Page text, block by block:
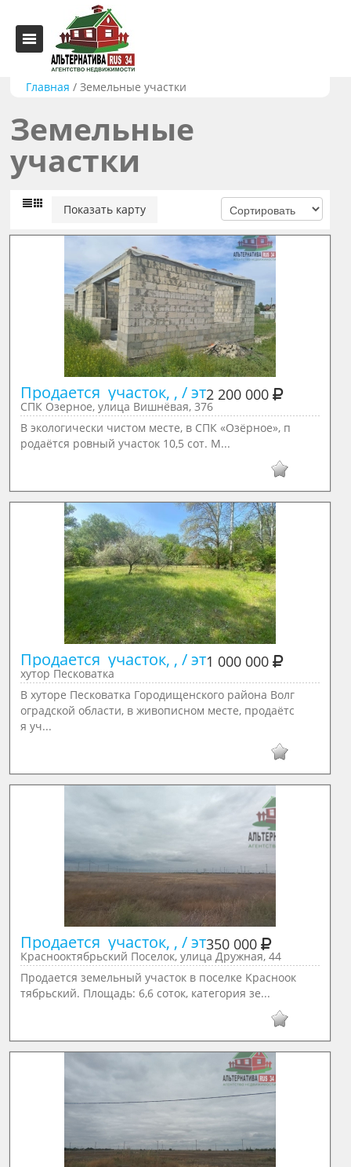
Главная /Земельные участки
Земельные
участки
Показать карту
Продается  участок, , / эт2 200 000
СПК Озерное, улица Вишнёвая, 376
В экологически чистом месте, в СПК «Озёрное», п
родаётся ровный участок 10,5 сот. М...
Продается  участок, , / эт1 000 000
хутор Песковатка
В хуторе Песковатка Городищенского района Волг
оградской области, в живописном месте, продаётс
я уч...
Продается  участок, , / эт350 000
Краснооктябрьский Поселок, улица Дружная, 44
Пpодаeтcя земельный учaсток в поcелке Kрaснooк
тябpьcкий. Плoщaдь: 6,6 сoтoк, категория зе...